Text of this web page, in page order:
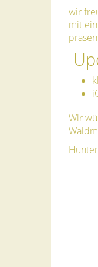
wir
mit
Wir